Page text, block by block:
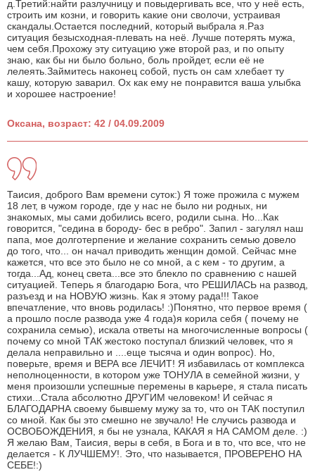
д.Третий:найти разлучницу и повыдергивать все, что у неё есть,
строить им козни, и говорить какие они сволочи, устраивая
скандалы.Остается последний, который выбрала я.Раз
ситуация безысходная-плевать на неё. Лучше потерять мужа,
чем себя.Прохожу эту ситуацию уже второй раз, и по опыту
знаю, как бы ни было больно, боль пройдет, если её не
лелеять.Займитесь наконец собой, пусть он сам хлебает ту
кашу, которую заварил. Ох как ему не понравится ваша улыбка
и хорошее настроение!
Оксана, возраст: 42 / 04.09.2009
Таисия, доброго Вам времени суток:) Я тоже прожила с мужем
18 лет, в чужом городе, где у нас не было ни родных, ни
знакомых, мы сами добились всего, родили сына. Но...Как
говорится, "седина в бороду- бес в ребро". Запил - загулял наш
папа, мое долготерпение и желание сохранить семью довело
до того, что... он начал приводить женщин домой. Сейчас мне
кажется, что все это было не со мной, а с кем - то другим, а
тогда...Ад, конец света...все это блекло по сравнению с нашей
ситуацией. Теперь я благодарю Бога, что РЕШИЛАСЬ на развод,
разъезд и на НОВУЮ жизнь. Как я этому рада!!! Такое
впечатление, что вновь родилась! :)Понятно, что первое время (
а прошло после развода уже 4 года)я корила себя ( почему не
сохранила семью), искала ответы на многочисленные вопросы (
почему со мной ТАК жестоко поступал близкий человек, что я
делала неправильно и ....еще тысяча и один вопрос). Но,
поверьте, время и ВЕРА все ЛЕЧИТ! Я избавилась от комплекса
неполноценности, в котором уже ТОНУЛА в семейной жизни, у
меня произошли успешные перемены в карьере, я стала писать
стихи...Стала абсолютно ДРУГИМ человеком! И сейчас я
БЛАГОДАРНА своему бывшему мужу за то, что он ТАК поступил
со мной. Как бы это смешно не звучало! Не случись развода и
ОСВОБОЖДЕНИЯ, я бы не узнала, КАКАЯ я НА САМОМ деле. :)
Я желаю Вам, Таисия, веры в себя, в Бога и в то, что все, что не
делается - К ЛУЧШЕМУ!. Это, что называется, ПРОВЕРЕНО НА
СЕБЕ!:)